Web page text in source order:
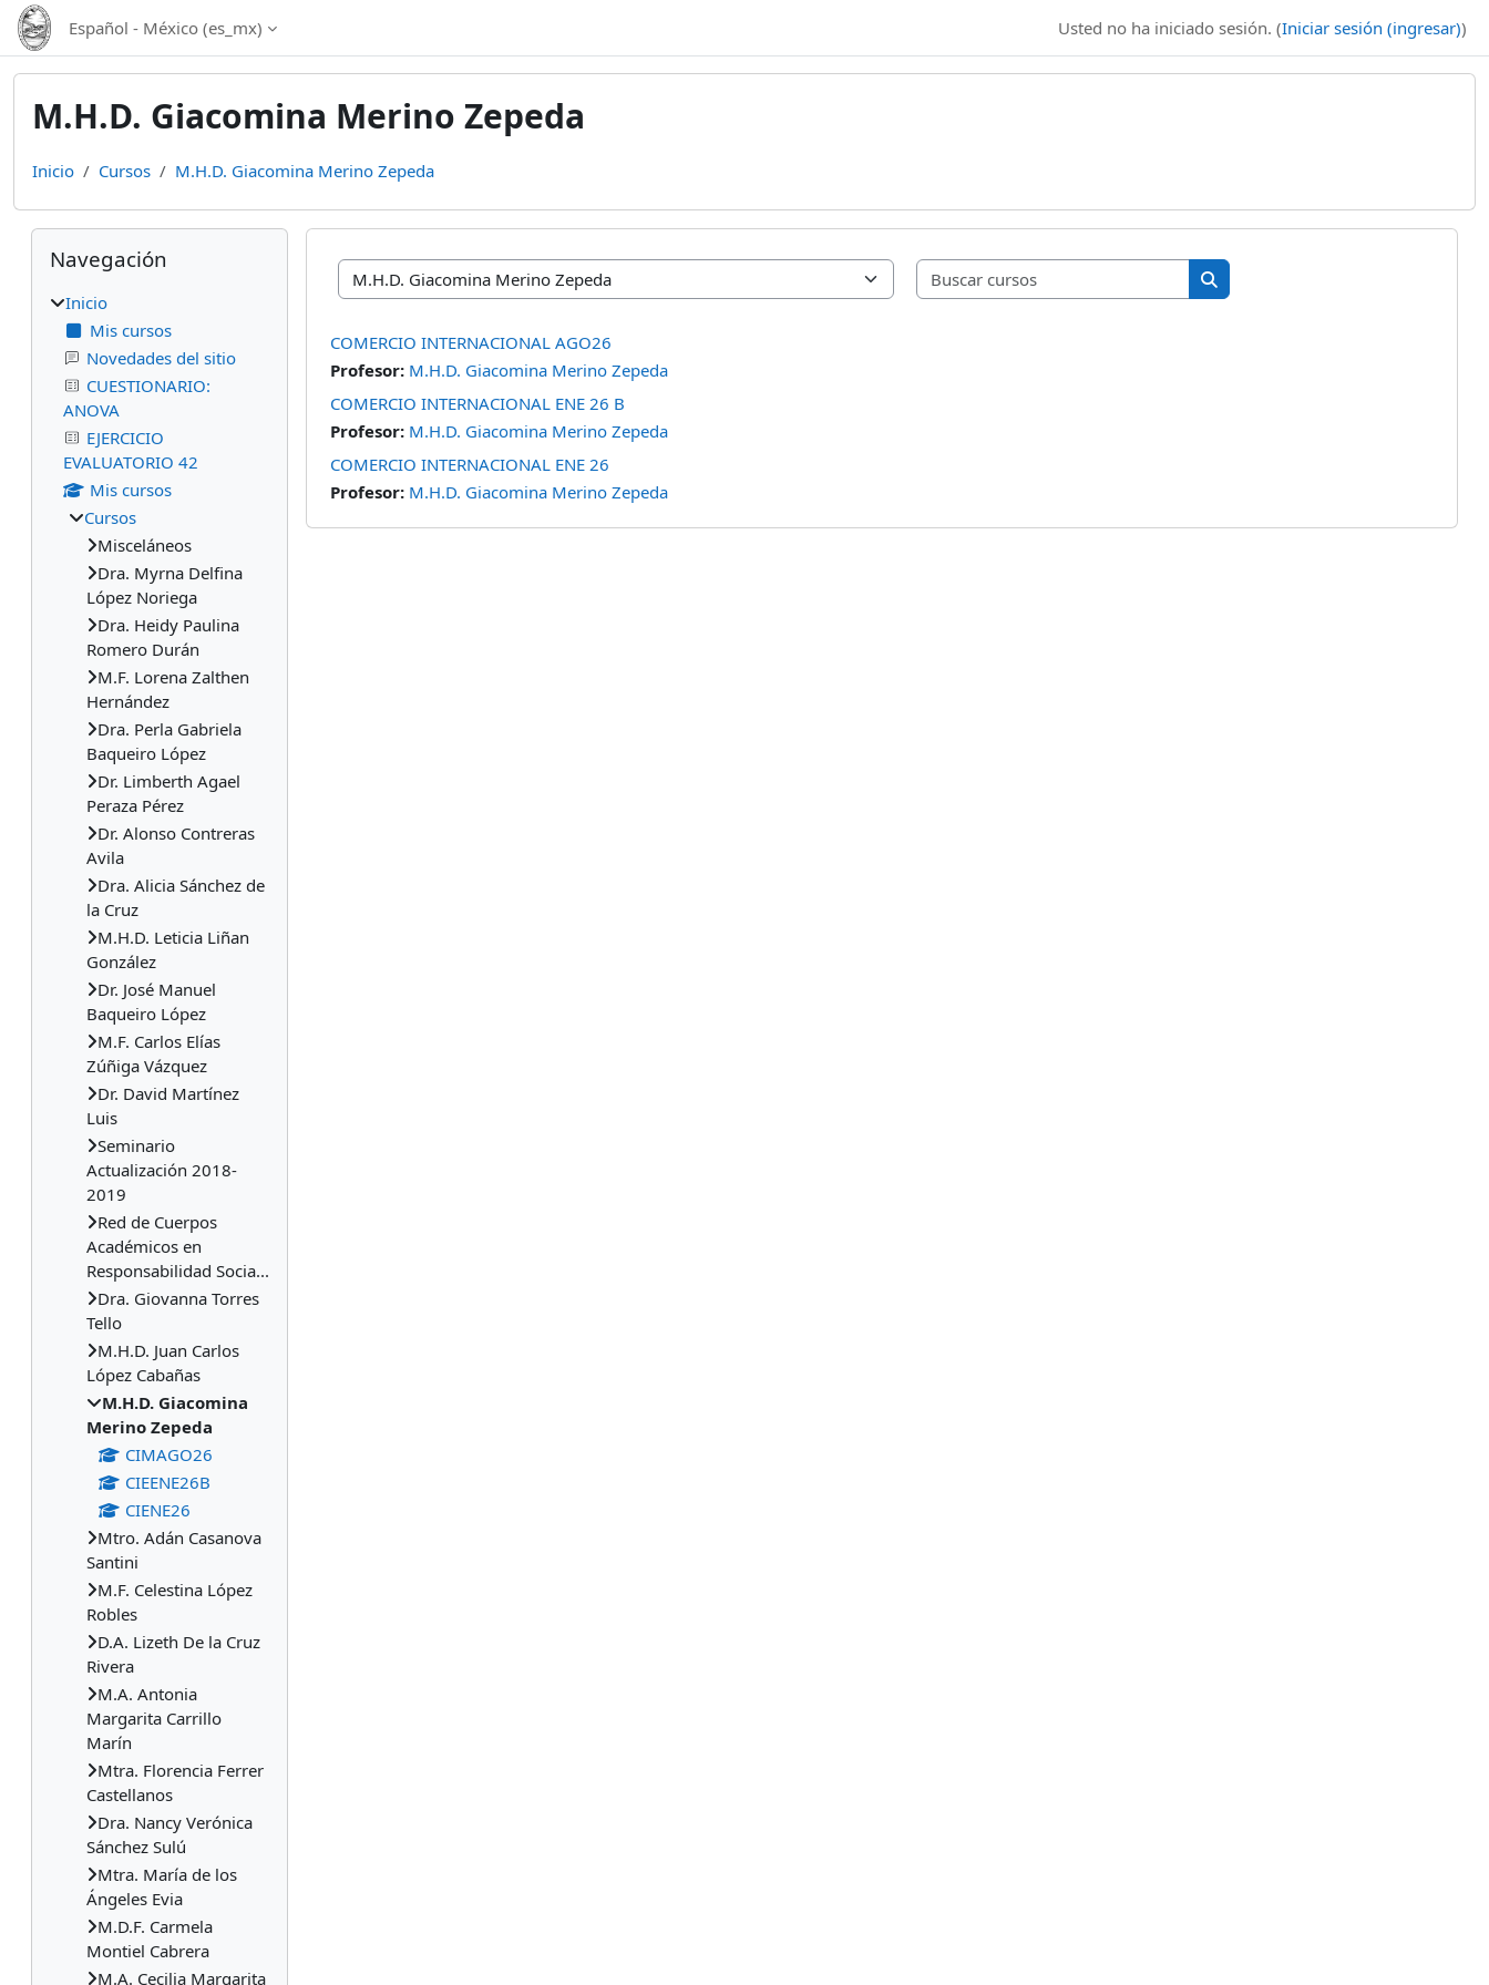
Saltar al contenido principal
Español - México ‎(es_mx)‎ Usted no ha iniciado sesión. (Iniciar sesión (ingresar))
M.H.D. Giacomina Merino Zepeda
Inicio Cursos M.H.D. Giacomina Merino Zepeda
Categorías
Buscar cursos
Buscar cursos
COMERCIO INTERNACIONAL AGO26
Profesor: M.H.D. Giacomina Merino Zepeda
COMERCIO INTERNACIONAL ENE 26 B
Profesor: M.H.D. Giacomina Merino Zepeda
COMERCIO INTERNACIONAL ENE 26
Profesor: M.H.D. Giacomina Merino Zepeda
Bloques
Omitir Navegación
Navegación
Inicio
Mis cursos
Novedades del sitio
CUESTIONARIO:
ANOVA
EJERCICIO
EVALUATORIO 42
Mis cursos
Cursos
Misceláneos
Dra. Myrna Delfina
López Noriega
Dra. Heidy Paulina
Romero Durán
M.F. Lorena Zalthen
Hernández
Dra. Perla Gabriela
Baqueiro López
Dr. Limberth Agael
Peraza Pérez
Dr. Alonso Contreras
Avila
Dra. Alicia Sánchez de
la Cruz
M.H.D. Leticia Liñan
González
Dr. José Manuel
Baqueiro López
M.F. Carlos Elías
Zúñiga Vázquez
Dr. David Martínez
Luis
Seminario
Actualización 2018-
2019
Red de Cuerpos
Académicos en
Responsabilidad Socia...
Dra. Giovanna Torres
Tello
M.H.D. Juan Carlos
López Cabañas
M.H.D. Giacomina
Merino Zepeda
CIMAGO26
CIEENE26B
CIENE26
Mtro. Adán Casanova
Santini
M.F. Celestina López
Robles
D.A. Lizeth De la Cruz
Rivera
M.A. Antonia
Margarita Carrillo
Marín
Mtra. Florencia Ferrer
Castellanos
Dra. Nancy Verónica
Sánchez Sulú
Mtra. María de los
Ángeles Evia
M.D.F. Carmela
Montiel Cabrera
M.A. Cecilia Margarita